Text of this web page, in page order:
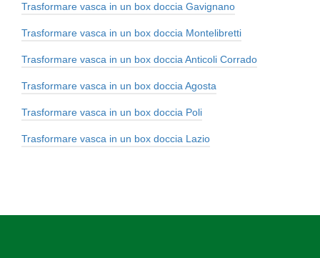
Trasformare vasca in un box doccia Gavignano
Trasformare vasca in un box doccia Montelibretti
Trasformare vasca in un box doccia Anticoli Corrado
Trasformare vasca in un box doccia Agosta
Trasformare vasca in un box doccia Poli
Trasformare vasca in un box doccia Lazio